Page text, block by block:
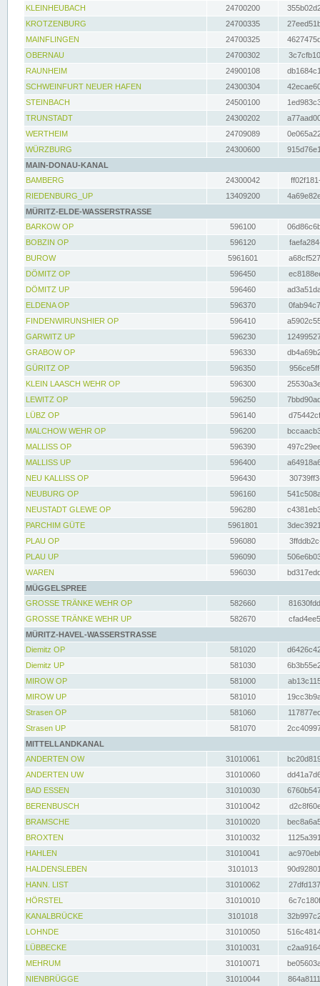
KLEINHEUBACH 24700200
KROTZENBURG
24700335
MAINFLINGEN
24700325
OBERNAU
24700302
RAUNHEIM
24900108
SCHWEINFURT NEUER HAFEN
24300304
STEINBACH
24500100
TRUNSTADT
24300202
WERTHEIM
24709089
WÜRZBURG
24300600
MAIN-DONAU-KANAL
BAMBERG
24300042
RIEDENBURG_UP
13409200
MÜRITZ-ELDE-WASSERSTRASSE
BARKOW OP
596100
BOBZIN OP
596120
BUROW
5961601
DÖMITZ OP
596450
DÖMITZ UP
596460
ELDENA OP
596370
FINDENWIRUNSHIER OP
596410
GARWITZ UP
596230
GRABOW OP
596330
GÜRITZ OP
596350
KLEIN LAASCH WEHR OP
596300
LEWITZ OP
596250
LÜBZ OP
596140
MALCHOW WEHR OP
596200
MALLISS OP
596390
MALLISS UP
596400
NEU KALLISS OP
596430
NEUBURG OP
596160
NEUSTADT GLEWE OP
596280
PARCHIM GÜTE
5961801
PLAU OP
596080
PLAU UP
596090
WAREN
596030
MÜGGELSPREE
GROSSE TRÄNKE WEHR OP
582660
GROSSE TRÄNKE WEHR UP
582670
MÜRITZ-HAVEL-WASSERSTRASSE
Diemitz OP
581020
Diemitz UP
581030
MIROW OP
581000
MIROW UP
581010
Strasen OP
581060
Strasen UP
581070
MITTELLANDKANAL
ANDERTEN OW
31010061
ANDERTEN UW
31010060
BAD ESSEN
31010030
BERENBUSCH
31010042
BRAMSCHE
31010020
BROXTEN
31010032
HAHLEN
31010041
HALDENSLEBEN
3101013
HANN. LIST
31010062
HÖRSTEL
31010010
KANALBRÜCKE
3101018
LOHNDE
31010050
LÜBBECKE
31010031
MEHRUM
31010071
NIENBRÜGGE
31010044